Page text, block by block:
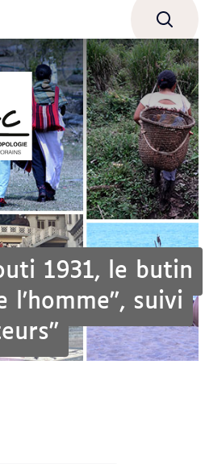
contenu
1931, le butin
l'homme", suivi